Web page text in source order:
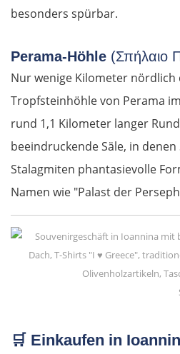
besonders spürbar.
Perama-Höhle (Σπήλαιο
Nur wenige Kilometer nördlich
Tropfsteinhöhle von Perama
rund 1,1 Kilometer langer
beeindruckende Säle, in
Stalagmiten phantasievolle
Namen wie "Palast der
🛒 Einkaufen in